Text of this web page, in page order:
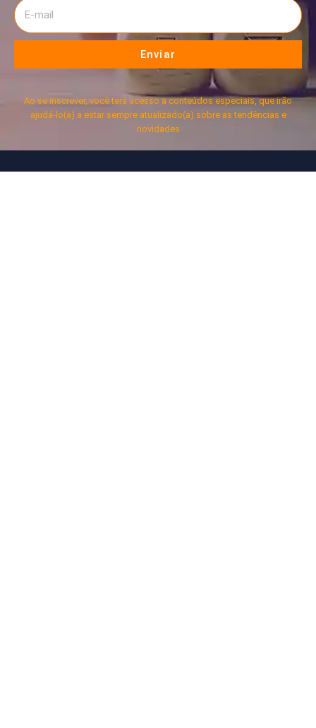
Enviar
Ao se inscrever, você terá acesso a conteúdos especiais, que irão
ajudá-lo(a) a estar sempre atualizado(a) sobre as tendências e
novidades